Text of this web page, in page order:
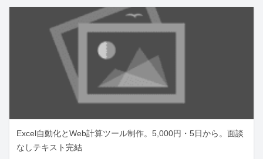
Excel自動化とWeb計算ツール制作。5,000円・5日から。面談
なしテキスト完結